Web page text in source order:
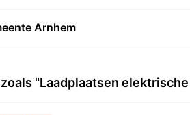
Arnhem
"Laadplaatsen